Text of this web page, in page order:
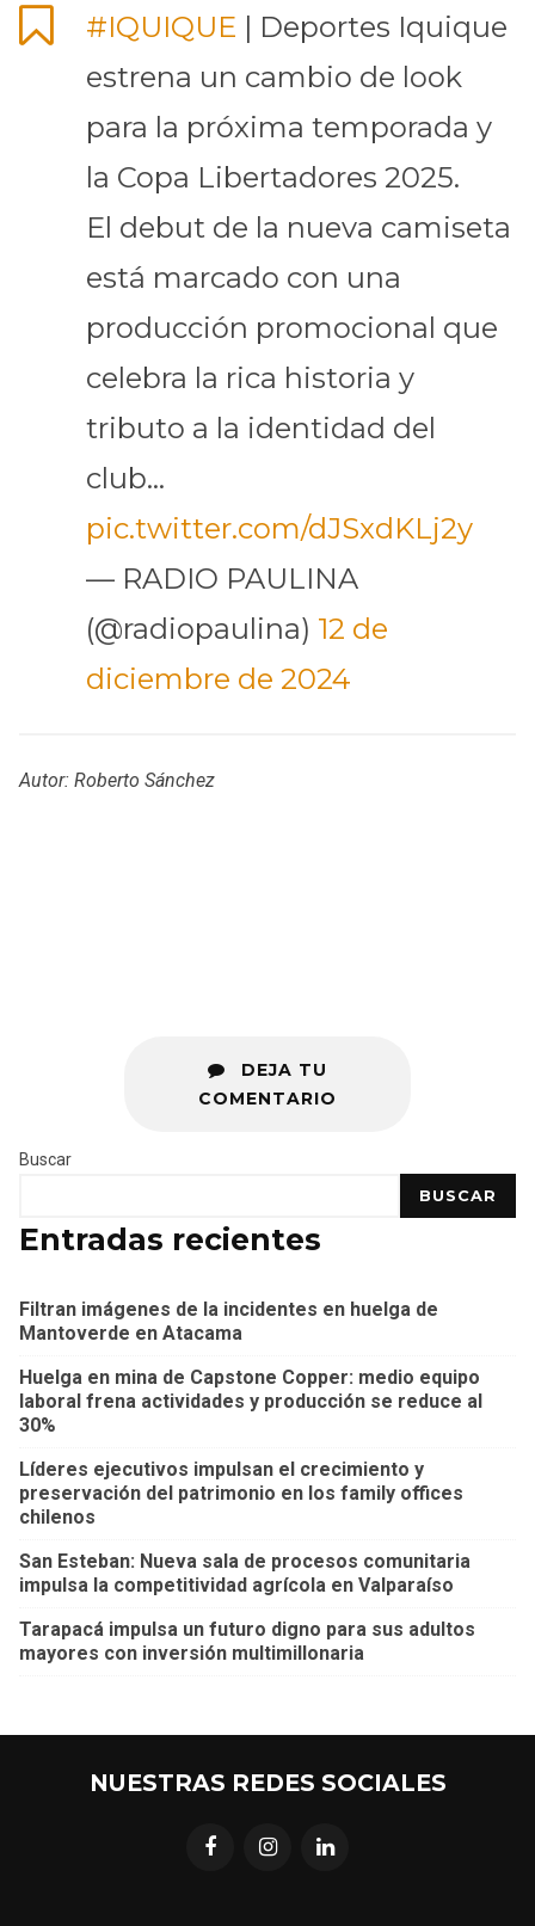
#IQUIQUE | Deportes Iquique
estrena un cambio de look
para la próxima temporada y
la Copa Libertadores 2025.
El debut de la nueva camiseta
está marcado con una
producción promocional que
celebra la rica historia y
tributo a la identidad del
club…
pic.twitter.com/dJSxdKLj2y
— RADIO PAULINA
(@radiopaulina) 12 de
diciembre de 2024
Autor: Roberto Sánchez
DEJA TU
COMENTARIO
Buscar
BUSCAR
Entradas recientes
Filtran imágenes de la incidentes en huelga de
Mantoverde en Atacama
Huelga en mina de Capstone Copper: medio equipo
laboral frena actividades y producción se reduce al
30%
Líderes ejecutivos impulsan el crecimiento y
preservación del patrimonio en los family offices
chilenos
San Esteban: Nueva sala de procesos comunitaria
impulsa la competitividad agrícola en Valparaíso
Tarapacá impulsa un futuro digno para sus adultos
mayores con inversión multimillonaria
NUESTRAS REDES SOCIALES